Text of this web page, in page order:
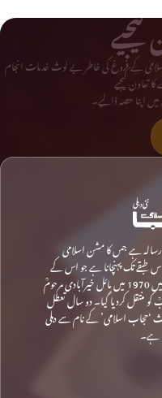
اسلامی کے فروغ کی خاطر بے لوث خدمات انجام
کیجیے
اپنا حصہ ڈالیے۔
رسالہ ہے جس کا مشن اسلامی
طبقے تک پہنچانا ہے جو اس کے
نصف کی نمائندہ ہے۔ حجاب کی داغ بیل رام پور میں 1970 میں مائل خیرآبادی مرحومؒ
فرید صاحبؒ کو منتقل کردیا گیا۔ دو سال تعطل
اس کا نقشِ ثالث ‘حجاب اسلامی’ کے نام سے دہلی
ہے۔